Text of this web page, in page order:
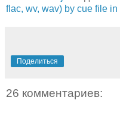
flac, wv, wav) by cue file in
Поделиться
26 комментариев: